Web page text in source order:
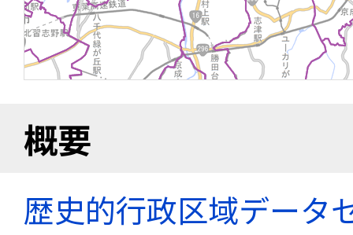
概要
歴史的行政区域データ